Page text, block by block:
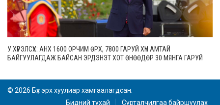
У.ХҮРЭЛСҮХ: АНХ 1600 ОРЧИМ ӨРХ, 7800 ГАРУЙ ХҮН АМТАЙ
БАЙГУУЛАГДАЖ БАЙСАН ЭРДЭНЭТ ХОТ ӨНӨӨДӨР 30 МЯНГА ГАРУЙ
© 2026 Бүх эрх хуулиар хамгаалагдсан.
Бидний тухай
Сурталчилгаа байршуулах